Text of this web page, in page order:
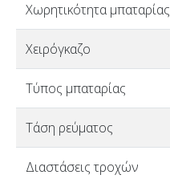
Χωρητικότητα μπαταρίας
Χειρόγκαζο
Τύπος μπαταρίας
Τάση ρεύματος
Διαστάσεις τροχών